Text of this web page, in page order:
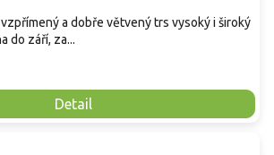
Detail
a dobře větvený trs vysoký i široký
do září, za...